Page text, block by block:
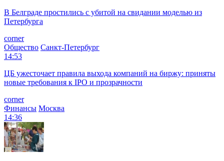
В Белграде простились с убитой на свидании моделью из
Петербурга
corner
Общество Санкт-Петербург
14:53
ЦБ ужесточает правила выхода компаний на биржу: приняты
новые требования к IPO и прозрачности
corner
Финансы Москва
14:36